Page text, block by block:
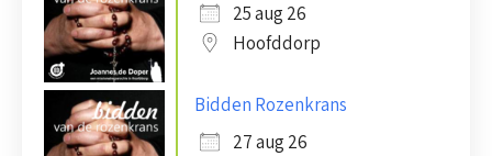
25 aug 26
Hoofddorp
Bidden Rozenkrans
27 aug 26